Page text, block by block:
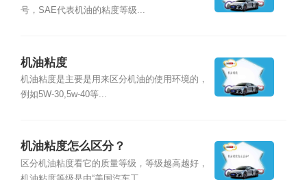
号，SAE代表机油的粘度等级...
机油粘度
机油粘度是主要是用来区分机油的使用环境的，
例如5W-30,5w-40等...
机油粘度怎么区分？
区分机油粘度看它的质量等级，等级越高越好，